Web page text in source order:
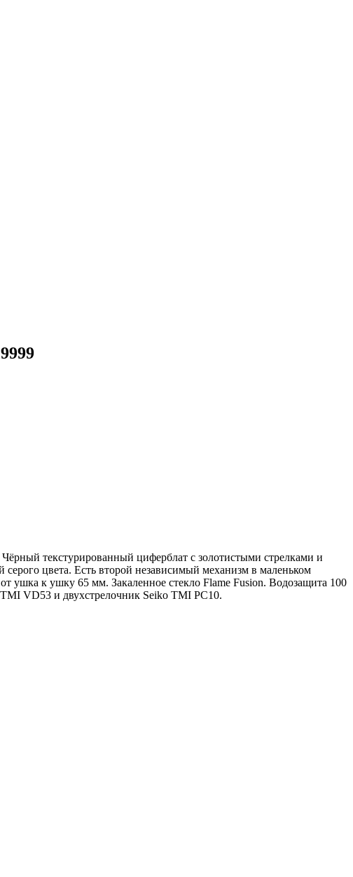
текстурированный циферблат с золотистыми стрелками и
цвета. Есть второй независимый механизм в маленьком
ушка к ушку 65 мм. Закаленное стекло Flame Fusion. Водозащита 100
VD53 и двухстрелочник Seiko TMI PC10.